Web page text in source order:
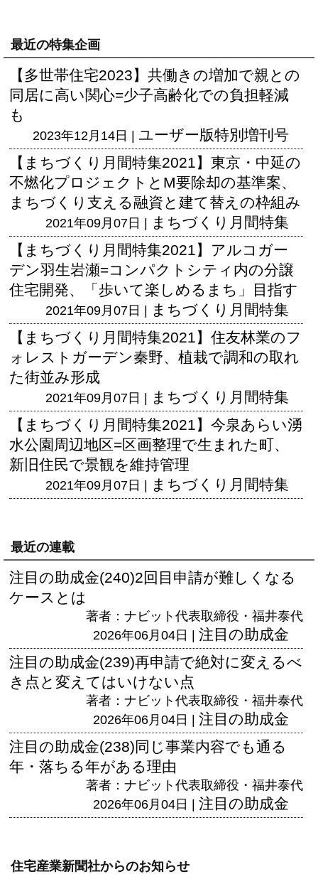
最近の特集企画
【多世帯住宅2023】共働きの増加で親との
同居に高い関心=少子高齢化での負担軽減
も
2023年12月14日 | ユーザー版特別増刊号
【まちづくり月間特集2021】東京・中延の
不燃化プロジェクトとM要除却の基準案、
まちづくり支える融資と建て替えの枠組み
2021年09月07日 | まちづくり月間特集
【まちづくり月間特集2021】アルコガー
デン羽生岩瀬=コンパクトシティ内の分譲
住宅開発、「歩いて楽しめるまち」目指す
2021年09月07日 | まちづくり月間特集
【まちづくり月間特集2021】住友林業のフ
ォレストガーデン秦野、植栽で調和の取れ
た街並み形成
2021年09月07日 | まちづくり月間特集
【まちづくり月間特集2021】今泉あらい湧
水公園周辺地区=区画整理で生まれた町、
新旧住民で景観を維持管理
2021年09月07日 | まちづくり月間特集
最近の連載
注目の助成金(240)2回目申請が難しくなる
ケースとは
著者：ナビット代表取締役・福井泰代
2026年06月04日 | 注目の助成金
注目の助成金(239)再申請で絶対に変えるべ
き点と変えてはいけない点
著者：ナビット代表取締役・福井泰代
2026年06月04日 | 注目の助成金
注目の助成金(238)同じ事業内容でも通る
年・落ちる年がある理由
著者：ナビット代表取締役・福井泰代
2026年06月04日 | 注目の助成金
住宅産業新聞社からのお知らせ